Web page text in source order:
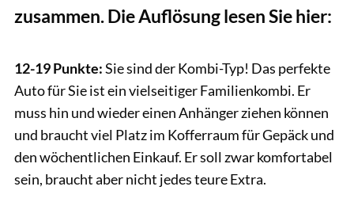
zusammen. Die Auflösung lesen Sie hier:
12-19 Punkte:Sie sind der Kombi-Typ! Das perfekte
Auto für Sie ist ein vielseitiger Familienkombi. Er
muss hin und wieder einen Anhänger ziehen können
und braucht viel Platz im Kofferraum für Gepäck und
den wöchentlichen Einkauf. Er soll zwar komfortabel
sein, braucht aber nicht jedes teure Extra.